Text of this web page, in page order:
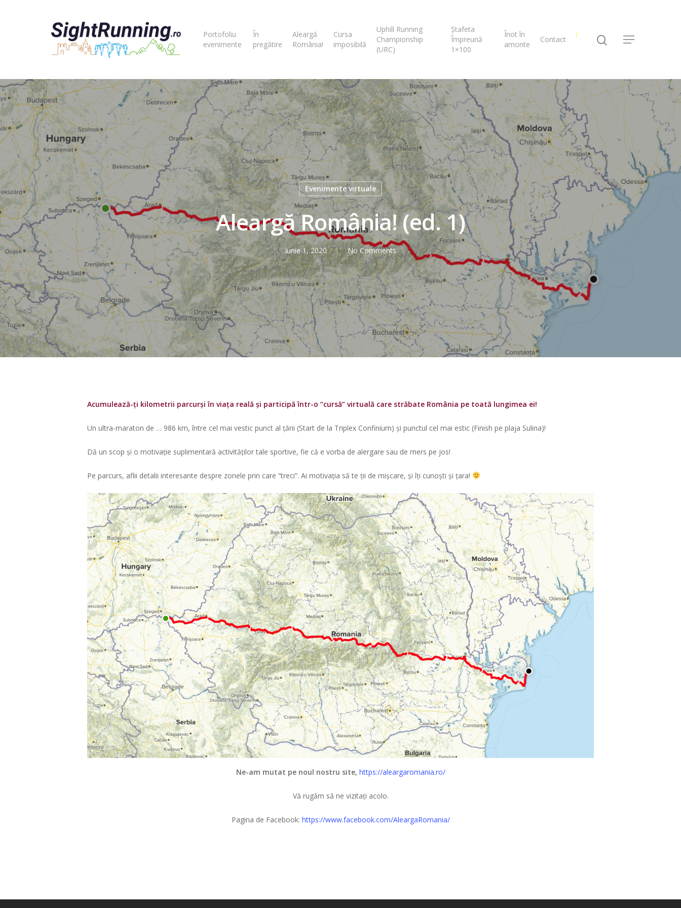
Hit enter to search or ESC to close
Portofoliu
evenimente
În
pregătire
Aleargă
România!
Cursa
imposibilă
Uphill Running
Championship
(URC)
Ștafeta
Împreună
1×100
Înot în
amonte
Contact
Evenimente virtuale
Aleargă România! (ed. 1)
iunie 1, 2020 No Comments
Acumulează-ți kilometrii parcurși în viața reală și participă într-o “cursă” virtuală care străbate România pe toată lungimea ei!
Un ultra-maraton de … 986 km, între cel mai vestic punct al țării (Start de la Triplex Confinium) și punctul cel mai estic (Finish pe plaja Sulina)!
Dă un scop și o motivație suplimentară activităților tale sportive, fie că e vorba de alergare sau de mers pe jos!
Pe parcurs, aflii detalii interesante despre zonele prin care “treci”. Ai motivația să te ții de mișcare, și îți cunoști și țara!
Ne-am mutat pe noul nostru site, https://aleargaromania.ro/
Vă rugăm să ne vizitați acolo.
Pagina de Facebook: https://www.facebook.com/AleargaRomania/